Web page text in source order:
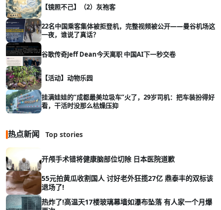
【镜照不己】（2）灰袍客
22名中国乘客集体被拒登机，完整视频被公开——曼谷机场这
一夜，谁说了真话？
谷歌传奇Jeff Dean今天离职 中国AI下一秒交卷
【活动】动物乐园
挂满娃娃的“成都最美垃圾车”火了，29岁司机：把车装扮得好
看，干活时没那么枯燥压抑
热点新闻 Top stories
开颅手术错将健康脑部位切除 日本医院道歉
55元拍黄瓜收割国人 讨好老外狂揽27亿 鼎泰丰的双标该
退场了!
热炸了!高温天17楼玻璃幕墙如瀑布坠落 有人家一个月爆